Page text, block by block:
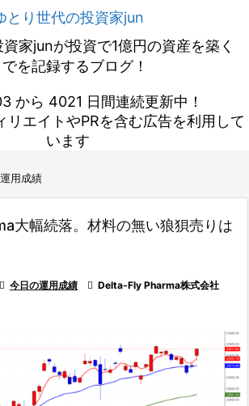
とり世代の投資家jun
家junが投資で1億円の資産を築く
でを記録するブログ！
から 4021 日間連続更新中！
リエイトやPRを含む広告を利用して
います
用成績
大幅続落。材料の無い狼狽売りは
 今日の運用成績  Delta-Fly Pharma株式会社